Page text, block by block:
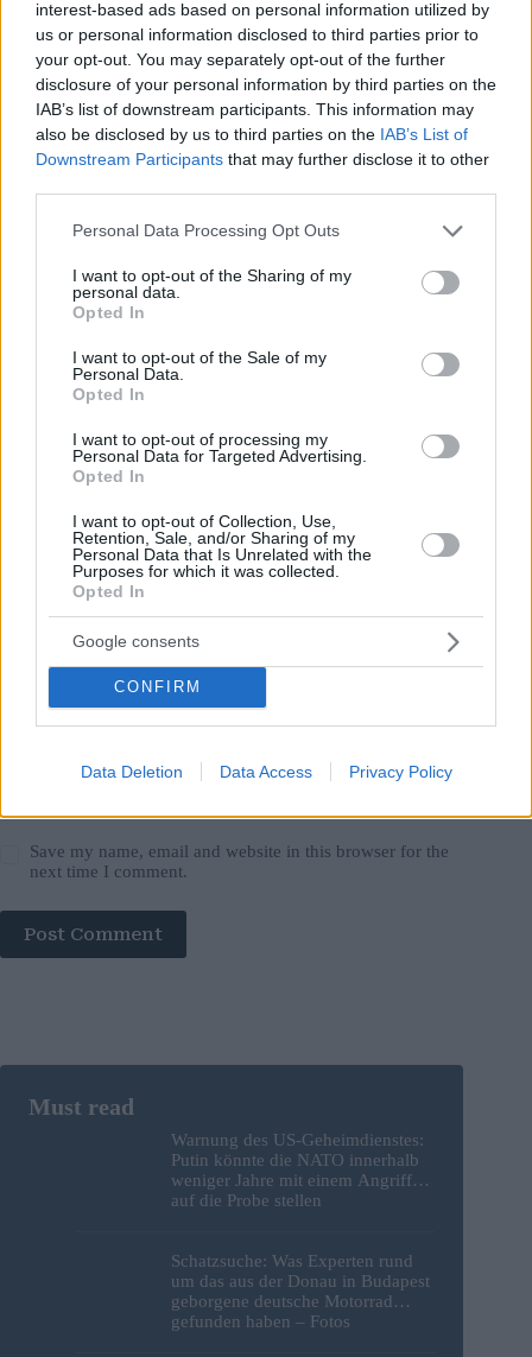
interest-based ads based on personal information utilized by
us or personal information disclosed to third parties prior to
your opt-out. You may separately opt-out of the further
disclosure of your personal information by third parties on the
IAB’s list of downstream participants. This information may
also be disclosed by us to third parties on the IAB’s List of
Downstream Participants that may further disclose it to other
Please note that this website/app uses one or more Google
not limited to your visit or usage behaviour. You may click to
grant or deny consent to Google and its third-party tags to
use your data for below specified purposes in below Google
consent section.
Personal Data Processing Opt Outs
I want to opt-out of the Sharing of my
personal data.
Opted In
I want to opt-out of the Sale of my
Personal Data.
Opted In
I want to opt-out of processing my
Personal Data for Targeted Advertising.
Opted In
I want to opt-out of Collection, Use,
Retention, Sale, and/or Sharing of my
Personal Data that Is Unrelated with the
Purposes for which it was collected.
Opted In
Google consents
CONFIRM
Data Deletion Data Access Privacy Policy
Wasserknappheit, sinkende landwirtschaftliche Produktion
und Kriege aufgrund geopolitischer Interessen zu
konzentrieren.
Zu den Gemeinderatswahlen 2019 äußerte er, “Parteien des
21. Jahrhunderts” würden den Regierungsparteien sowie den
oppositionellen Sozialisten und DK “eine echte Alternative”
bieten.
Gemeinderäten im ländlichen Ungarn gewesen, mit vielen
Parteien, fügte er hinzu.
Kommunismus #LMP
Leave a Reply
*
Website
Add Comment
Save my name, email and website in this browser for the
next time I comment.
Post Comment
Warnung des US-Geheimdienstes:
Putin könnte die NATO innerhalb
weniger Jahre mit einem Angriff
auf die Probe stellen
Schatzsuche: Was Experten rund
um das aus der Donau in Budapest
geborgene deutsche Motorrad
gefunden haben – Fotos